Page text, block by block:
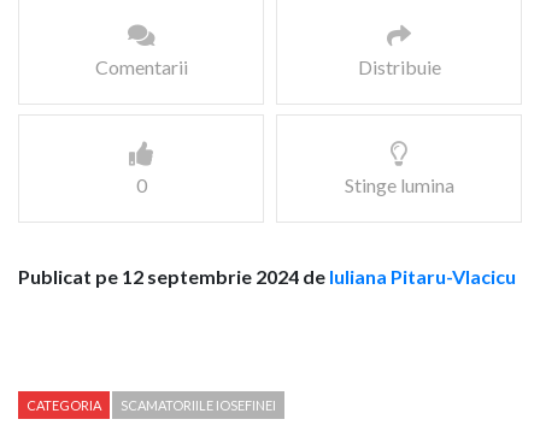
Comentarii Distribuie
0 Stinge lumina
Publicat pe 12 septembrie 2024 de Iuliana Pitaru-Vlacicu
CATEGORIA SCAMATORIILE IOSEFINEI